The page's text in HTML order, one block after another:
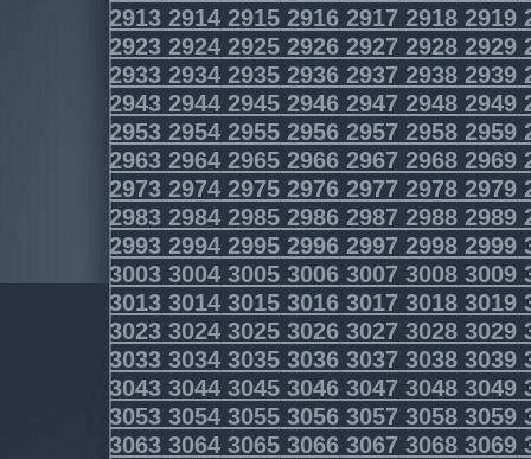
2913 2914 2915 2916 2917 2918 2919
2923 2924 2925 2926 2927 2928 2929
2933 2934 2935 2936 2937 2938 2939
2943 2944 2945 2946 2947 2948 2949
2953 2954 2955 2956 2957 2958 2959
2963 2964 2965 2966 2967 2968 2969
2973 2974 2975 2976 2977 2978 2979
2983 2984 2985 2986 2987 2988 2989
2993 2994 2995 2996 2997 2998 2999
3003 3004 3005 3006 3007 3008 3009
3013 3014 3015 3016 3017 3018 3019
3023 3024 3025 3026 3027 3028 3029
3033 3034 3035 3036 3037 3038 3039
3043 3044 3045 3046 3047 3048 3049
3053 3054 3055 3056 3057 3058 3059
3063 3064 3065 3066 3067 3068 3069